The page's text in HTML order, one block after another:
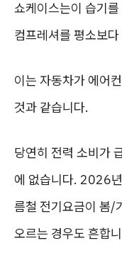
쇼케이스는이 습기
컴프레셔를 평소보
이는 자동차가 에어
것과 같습니다.
당연히 전력 소비가
에 없습니다. 2026
름철 전기요금이 봄/
오르는 경우도 흔합